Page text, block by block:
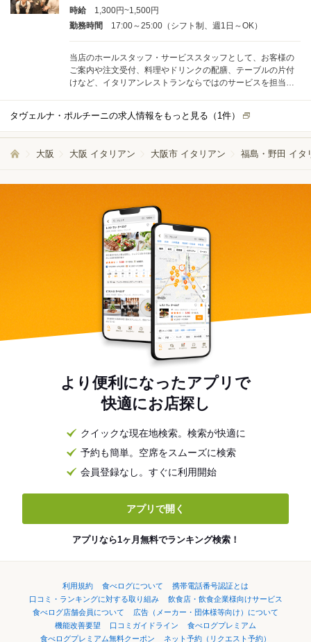
時給
1,300円~1,500円
勤務時間
17:00～25:00（シフト制、週1日～OK）
当店のホールスタッフ・サービススタッフとして、お客様の
ご案内や注文受付、料理やドリンクの配膳、テーブルの片付
けなど、イタリアンレストランならではのサービスを担当し
もご安心ください。 1日にご対応いただくお客様の組数は平
均して21組以上です。忙しい時間帯もございますが、スタッ
す。慣れるまでは先輩スタッフが近くでサポートしますの
体制を整えています。分からないことや困ったことがあれ
を大切にしながら、丁寧に指導いたしますので、安心してご
応募ください。
タヴェルナ・ポルチーニの求人情報をもっと見る（ 1件）
大阪 大阪 イタリアン 大阪市 イタリアン 福島・野田 イタ
より便利になったアプリで
快適にお店探し
クイックな現在地検索。検索が快適に
予約も簡単。空席をスムーズに検索
会員登録なし。すぐに利用開始
アプリで開く
アプリなら1ヶ月無料でランキング検索！
利用規約 食べログについて
携帯電話番号認証とは
口コミ・ランキングに対する取り組み
飲食店・飲食企業様向けサービス
食べログ店舗会員について
広告（メーカー・団体様等向け）について
機能改善要望
口コミガイドライン
食べログプレミアム
食べログプレミアム無料クーポン
ネット予約（リクエスト予約）